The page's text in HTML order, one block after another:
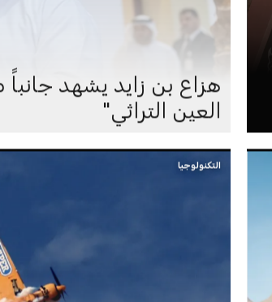
هزاع بن زايد يشهد
العين التراثي"
التكنولوجيا